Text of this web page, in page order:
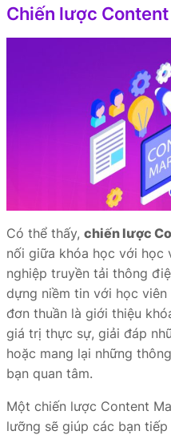
Chiến lược
Có thể thấy, chiến lược
nối giữa khóa học với học
nghiệp truyền tải thông
dựng niềm tin với học
đơn thuần là giới thiệu
giá trị thực sự, giải đáp
hoặc mang lại những
bạn quan tâm.
Một chiến lược Content
lưỡng sẽ giúp các bạn